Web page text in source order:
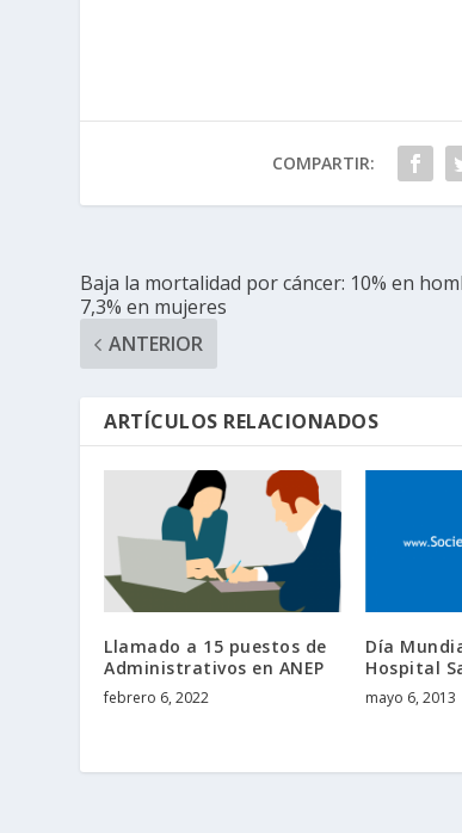
COMPARTIR:
Baja la mortalidad por cáncer: 10% en
7,3% en mujeres
ANTERIOR
ARTÍCULOS RELACIONADOS
Llamado a 15 puestos de
Administrativos en ANEP
febrero 6, 2022
Día
Hospital
mayo 6, 2013